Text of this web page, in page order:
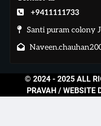
+9411111733
Santi puram colony
© 2024 - 2025 ALL
PRAVAH / WEBSITE